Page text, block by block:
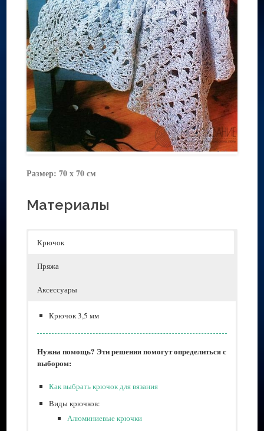
Размер: 70 х 70 см
Материалы
Крючок
Пряжа
Аксессуары
Крючок 3,5 мм
Нужна помощь? Эти решения помогут определиться с
выбором:
Как выбрать крючок для вязания
Виды крючков:
Алюминиевые крючки